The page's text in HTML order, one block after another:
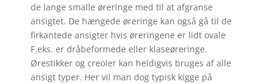
de lange smalle øreringe med til at afgranse
ansigtet. De hængede øreringe kan også gå til de
firkantede ansigter hvis øreringene er lidt ovale
F.eks. er dråbeformede eller klaseøreringe.
Ørestikker og creoler kan heldigvis bruges af alle
ansigt typer. Her vil man dog typisk kigge på